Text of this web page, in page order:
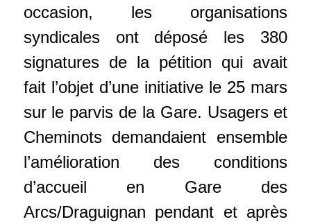
occasion, les organisations
syndicales ont déposé les 380
signatures de la pétition qui avait
fait l’objet d’une initiative le 25 mars
sur le parvis de la Gare. Usagers et
Cheminots demandaient ensemble
l’amélioration des conditions
d’accueil en Gare des
Arcs/Draguignan pendant et après